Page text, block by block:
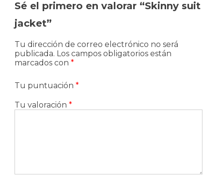
Sé el primero en valorar “Skinny suit
jacket”
Tu dirección de correo electrónico no será
publicada. Los campos obligatorios están
marcados con *
Tu puntuación *
Tu valoración *